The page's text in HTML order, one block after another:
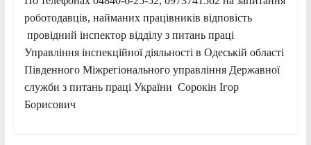
роботодавців, найманих працівників відповість
провідний інспектор відділу з питань праці
Управління інспекційної діяльності в Одеській області
Південного Міжрегіонального управління Державної
служби з питань праці України Сорокін Ігор
Борисович